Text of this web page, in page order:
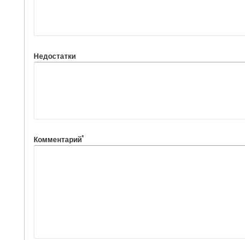
Недостатки
Комментарий*